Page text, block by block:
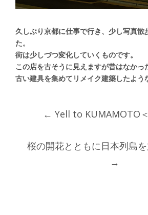
久しぶり京都に仕事で行き、少し写真散
た。
街は少しづつ変化していくものです。
この店を古そうに見えますが昔はなかっ
古い建具を集めてリメイク建築したよう
Post
navigation
← Yell to KUMAMOTO
桜の開花とともに日本列島
→